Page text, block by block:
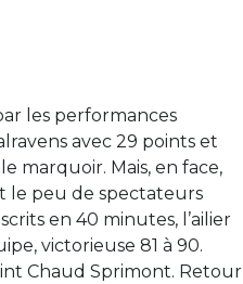
les performances
avec 29 points et
marquoir. Mais, en face,
le peu de spectateurs
en 40 minutes, l’ailier
victorieuse 81 à 90.
Chaud Sprimont. Retour